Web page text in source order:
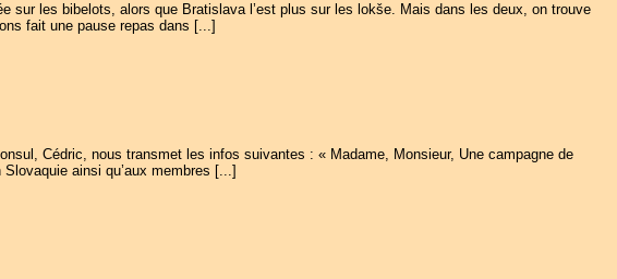
les bibelots, alors que Bratislava l’est plus sur les lokše. Mais dans les deux, on trouve
fait une pause repas dans [...]
Cédric, nous transmet les infos suivantes : « Madame, Monsieur, Une campagne de
ainsi qu’aux membres [...]